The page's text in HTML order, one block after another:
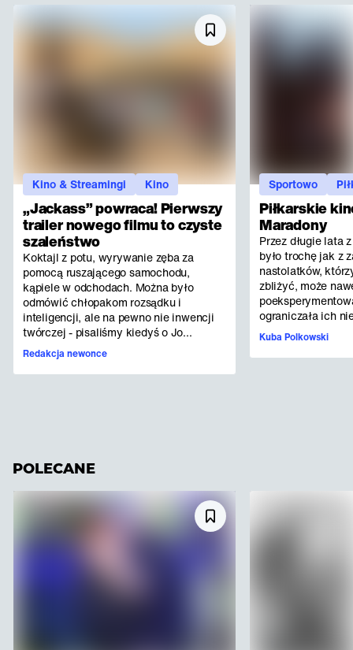
„Jackass” powraca! Pierwszy
trailer nowego filmu to czyste
szaleństwo
Koktajl z potu, wyrywanie zęba za
pomocą ruszającego samochodu,
kąpiele w odchodach. Można było
odmówić chłopakom rozsądku i
inteligencji, ale na pewno nie inwencji
twórczej - pisaliśmy kiedyś o Jo...
Redakcja newonce
Kino & Streamingi Kino
Piłkarskie
Maradony
Przez długie lata
było trochę jak z
nastolatków,
zbliżyć, może
ograniczała ich
Kuba Polkowski
Sportowo
POLECANE